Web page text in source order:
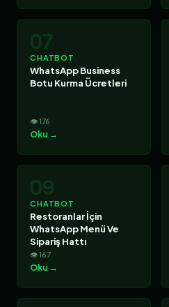
07
CHATBOT
WhatsApp Business
Botu Kurma Ücretleri
👁 176
Oku →
09
CHATBOT
Restoranlar İçin
WhatsApp Menü Ve
Sipariş Hattı
👁 167
Oku →